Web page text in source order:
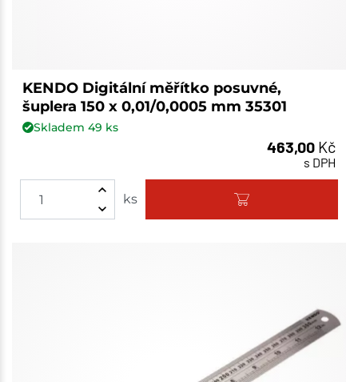
KENDO Digitální měřítko posuvné,
šuplera 150 x 0,01/0,0005 mm 35301
Skladem 49 ks
463,00 Kč
s DPH
ks